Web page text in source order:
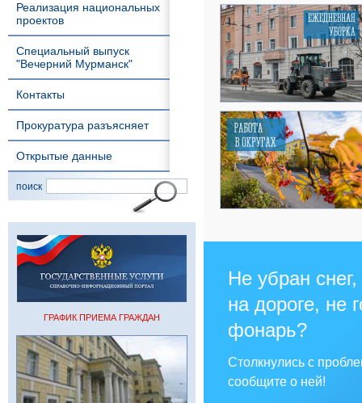
Реализация национальных
проектов
Специальный выпуск
"Вечерний Мурманск"
Контакты
Прокуратура разъясняет
Открытые данные
поиск
ГРАФИК ПРИЕМА ГРАЖДАН
Не убран
на дороге, не
фонарь?
Столкнулись с
сообщите о ней!